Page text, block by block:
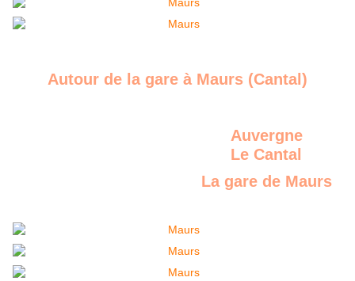
Autour de la gare à Maurs (Cantal)
Auvergne
Le Cantal
La gare de Maurs